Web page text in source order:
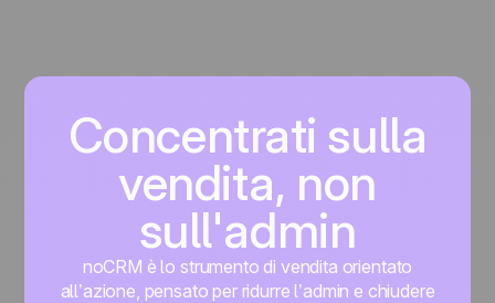
Concentrati sulla
vendita, non
sull'admin
noCRM è lo strumento di vendita orientato
all’azione, pensato per ridurre l’admin e chiudere